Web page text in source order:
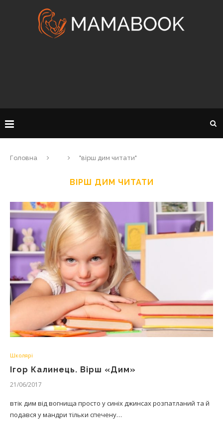
Головна "вірш дим читати"
ВІРШ ДИМ ЧИТАТИ
Школярі
Ігор Калинець. Вірш «Дим»
21/06/2017
втік дим від вогнища просто у синіх джинсах розпатланий та й
подався у мандри тільки спечену…